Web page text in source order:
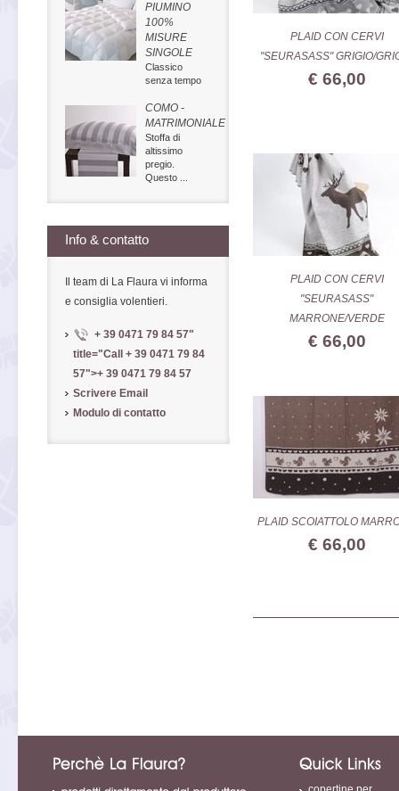
PLAID CON CERVI
"SEURASASS" GRIGIO/
€ 66,00
PLAID CON CERVI
"SEURASASS"
MARRONE/VERDE
€ 66,00
PLAID SCOIATTOLO
€ 66,00
PIUMINO
100%
MISURE
SINGOLE
Classico
senza tempo
COMO -
MATRIMONIALE
Stoffa di
altissimo
pregio.
Questo ...
Info & contatto
Il team di La Flaura vi informa
e consiglia volentieri.
+ 39 0471 79 84 57"
title="Call + 39 0471 79 84
57">+ 39 0471 79 84 57
Scrivere Email
Modulo di contatto